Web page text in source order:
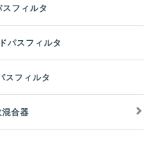
フィルタ
スフィルタ
フィルタ
合器